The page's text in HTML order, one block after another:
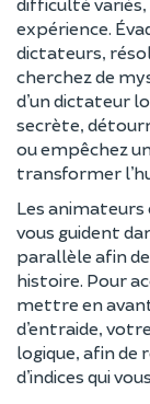
expérience.
dictateurs,
cherchez de
d’un dictateur
secrète,
ou empêchez
transformer
Les animateurs
vous guident
parallèle afin
histoire. Pour
mettre en
d’entraide,
logique, afin de
d’indices qui